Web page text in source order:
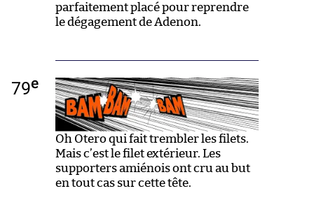
parfaitement placé pour reprendre
le dégagement de Adenon.
79e
Oh Otero qui fait trembler les filets.
Mais c’est le filet extérieur. Les
supporters amiénois ont cru au but
en tout cas sur cette tête.